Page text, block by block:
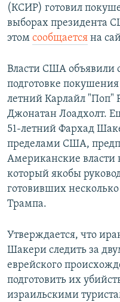
(КСИР) готовил
выборах президента
этом сообщается на
Власти США объявили
подготовке
летний Карлайл "Поп"
Джонатан Лоадхолт.
51-летний Фархад
пределами США,
Американские власти
который якобы
готовивших
Трампа.
Утверждается, что
Шакери следить за
еврейского
подготовить их
израильскими